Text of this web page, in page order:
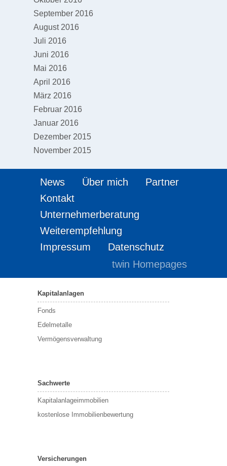
September 2016
August 2016
Juli 2016
Juni 2016
Mai 2016
April 2016
März 2016
Februar 2016
Januar 2016
Dezember 2015
November 2015
News Über mich
Partner
Kontakt
Unternehmerberatung
Weiterempfehlung
Impressum
Datenschutz
twin Homepages
Kapitalanlagen
Fonds
Edelmetalle
Vermögensverwaltung
Sachwerte
Kapitalanlageimmobilien
kostenlose Immobilienbewertung
Versicherungen